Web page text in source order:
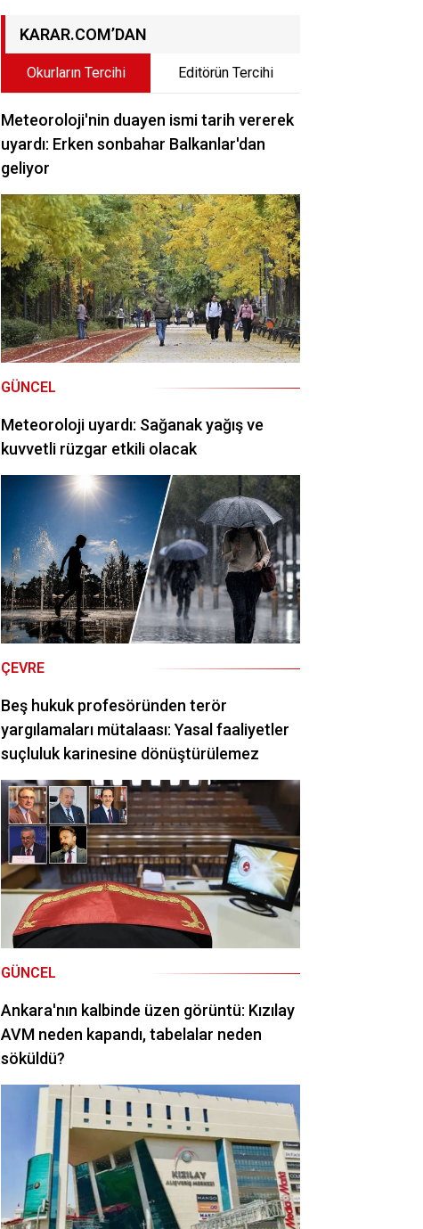
KARAR.COM’DAN
Okurların Tercihi Editörün Tercihi
Meteoroloji'nin duayen ismi tarih vererek
uyardı: Erken sonbahar Balkanlar'dan
geliyor
GÜNCEL
Meteoroloji uyardı: Sağanak yağış ve
kuvvetli rüzgar etkili olacak
ÇEVRE
Beş hukuk profesöründen terör
yargılamaları mütalaası: Yasal faaliyetler
suçluluk karinesine dönüştürülemez
GÜNCEL
Ankara'nın kalbinde üzen görüntü: Kızılay
AVM neden kapandı, tabelalar neden
söküldü?